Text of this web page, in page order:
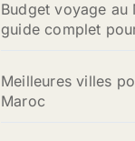
Budget voyage
guide complet
Meilleures villes
Maroc